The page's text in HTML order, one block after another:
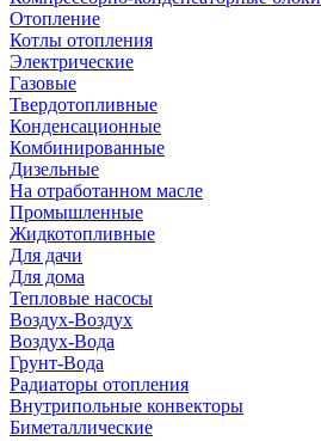
Отопление
Котлы отопления
Электрические
Газовые
Твердотопливные
Конденсационные
Комбинированные
Дизельные
На отработанном масле
Промышленные
Жидкотопливные
Для дачи
Для дома
Тепловые насосы
Воздух-Воздух
Воздух-Вода
Грунт-Вода
Радиаторы отопления
Внутрипольные конвекторы
Биметаллические